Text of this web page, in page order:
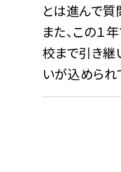
とは進んで質
また、この１
校まで引き継
いが込められ